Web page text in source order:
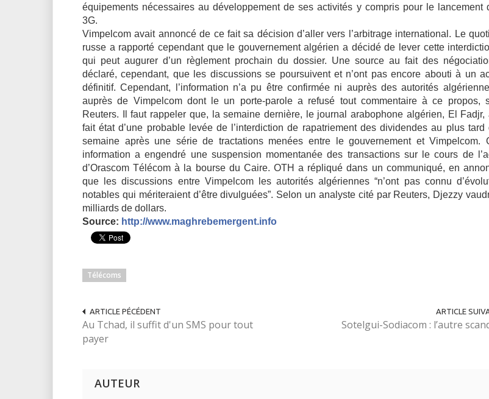
équipements nécessaires au développement de ses activités y compris pour le lancement
3G.
Vimpelcom avait annoncé de ce fait sa décision d’aller vers l’arbitrage international. Le
russe a rapporté cependant que le gouvernement algérien a décidé de lever cette
qui peut augurer d’un règlement prochain du dossier. Une source au fait des
déclaré, cependant, que les discussions se poursuivent et n’ont pas encore abouti à un
définitif. Cependant, l’information n’a pu être confirmée ni auprès des autorités
auprès de Vimpelcom dont le un porte-parole a refusé tout commentaire à ce propos,
Reuters. Il faut rappeler que, la semaine dernière, le journal arabophone algérien, El Fadjr,
fait état d’une probable levée de l’interdiction de rapatriement des dividendes au plus tard
semaine après une série de tractations menées entre le gouvernement et Vimpelcom.
information a engendré une suspension momentanée des transactions sur le cours de
d’Orascom Télécom à la bourse du Caire. OTH a répliqué dans un communiqué, en
que les discussions entre Vimpelcom les autorités algériennes “n’ont pas connu
notables qui mériteraient d’être divulguées”. Selon un analyste cité par Reuters, Djezzy
milliards de dollars.
Source: http://www.maghrebemergent.info
Télécoms
ARTICLE PÉCÉDENT
Au Tchad, il suffit d'un SMS pour tout
payer
ARTICLE
Sotelgui-Sodiacom : l’autre
AUTEUR